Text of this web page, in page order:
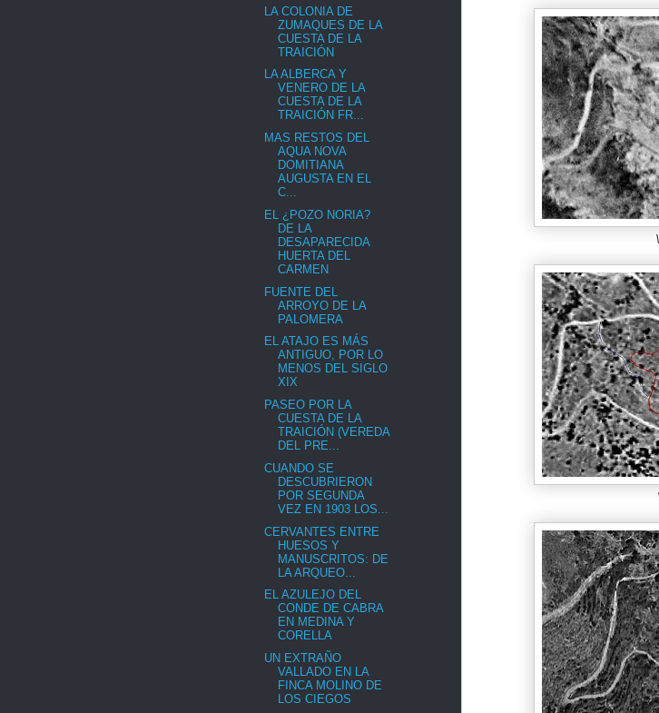
LA COLONIA DE
ZUMAQUES DE LA
CUESTA DE LA
TRAICIÓN
LA ALBERCA Y
VENERO DE LA
CUESTA DE LA
TRAICIÓN FR...
MAS RESTOS DEL
AQUA NOVA
DOMITIANA
AUGUSTA EN EL
C...
EL ¿POZO NORIA?
DE LA
DESAPARECIDA
HUERTA DEL
CARMEN
FUENTE DEL
ARROYO DE LA
PALOMERA
EL ATAJO ES MÁS
ANTIGUO, POR LO
MENOS DEL SIGLO
XIX
PASEO POR LA
CUESTA DE LA
TRAICIÓN (VEREDA
DEL PRE...
CUANDO SE
DESCUBRIERON
POR SEGUNDA
VEZ EN 1903 LOS...
CERVANTES ENTRE
HUESOS Y
MANUSCRITOS: DE
LA ARQUEO...
EL AZULEJO DEL
CONDE DE CABRA
EN MEDINA Y
CORELLA
UN EXTRAÑO
VALLADO EN LA
FINCA MOLINO DE
LOS CIEGOS